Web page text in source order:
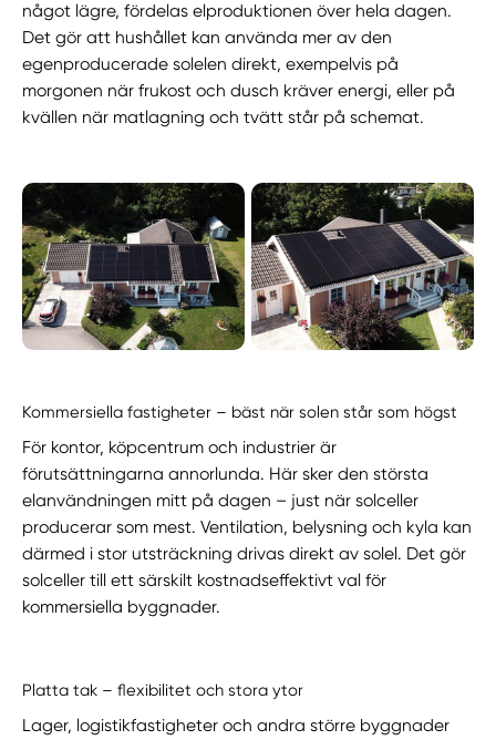
något lägre, fördelas elproduktionen över hela dagen.
Det gör att hushållet kan använda mer av den
egenproducerade solelen direkt, exempelvis på
morgonen när frukost och dusch kräver energi, eller på
kvällen när matlagning och tvätt står på schemat.
Kommersiella fastigheter – bäst när solen står som högst
För kontor, köpcentrum och industrier är
förutsättningarna annorlunda. Här sker den största
elanvändningen mitt på dagen – just när solceller
producerar som mest. Ventilation, belysning och kyla kan
därmed i stor utsträckning drivas direkt av solel. Det gör
solceller till ett särskilt kostnadseffektivt val för
kommersiella byggnader.
Platta tak – flexibilitet och stora ytor
Lager, logistikfastigheter och andra större byggnader